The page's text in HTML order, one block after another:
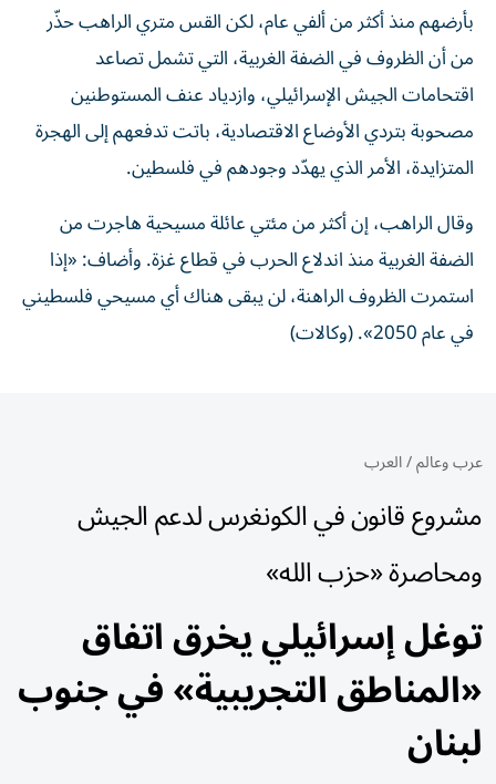
بأرضهم منذ أكثر من ألفي عام، لكن القس متري الراهب حذّر
من أن الظروف في الضفة الغربية، التي تشمل تصاعد
اقتحامات الجيش الإسرائيلي، وازدياد عنف المستوطنين
مصحوبة بتردي الأوضاع الاقتصادية، باتت تدفعهم إلى الهجرة
المتزايدة، الأمر الذي يهدّد وجودهم في فلسطين.
وقال الراهب، إن أكثر من مئتي عائلة مسيحية هاجرت من
الضفة الغربية منذ اندلاع الحرب في قطاع غزة. وأضاف: «إذا
استمرت الظروف الراهنة، لن يبقى هناك أي مسيحي فلسطيني
في عام 2050». (وكالات)
عرب وعالم/العرب
مشروع قانون في الكونغرس لدعم الجيش
ومحاصرة «حزب الله»
توغل إسرائيلي يخرق اتفاق
«المناطق التجريبية» في جنوب
لبنان